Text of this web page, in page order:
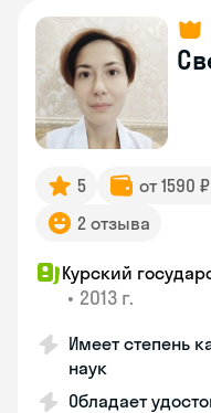
5 от 1590
2 отзыва
Курский
• 2013 г.
Имеет степень
наук
Обладает